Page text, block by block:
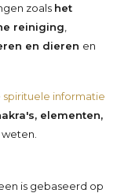
zoals het
reiniging
en dieren en
spirituele informatie
elementen,
is gebaseerd op